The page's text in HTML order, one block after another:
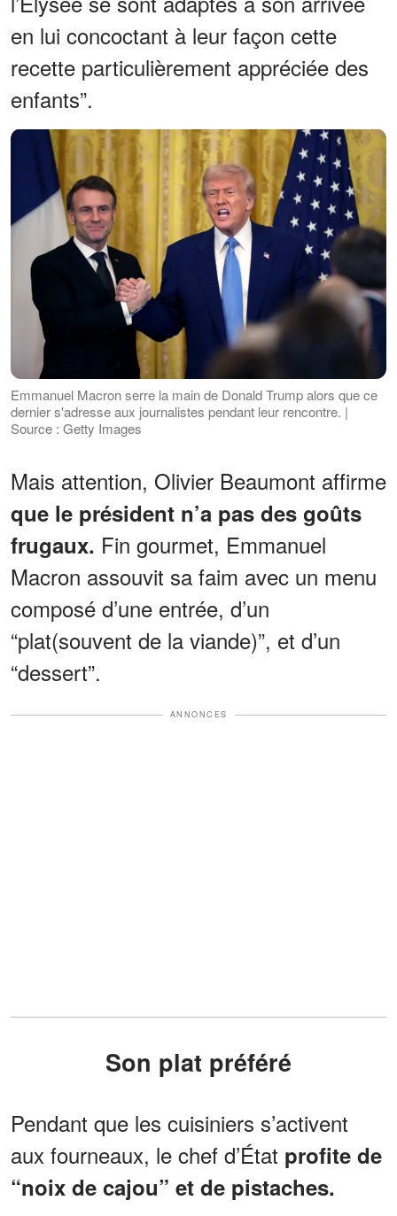
en lui concoctant à leur façon cette
recette particulièrement appréciée des
enfants”.
Emmanuel Macron serre la main de Donald Trump alors que ce
dernier s'adresse aux journalistes pendant leur rencontre. |
Source : Getty Images
Mais attention, Olivier Beaumont affirme
que le président n’a pas des goûts
frugaux. Fin gourmet, Emmanuel
Macron assouvit sa faim avec un menu
composé d’une entrée, d’un
“plat(souvent de la viande)”, et d’un
“dessert”.
ANNONCES
Son plat préféré
Pendant que les cuisiniers s’activent
aux fourneaux, le chef d’État profite de
“noix de cajou” et de pistaches.